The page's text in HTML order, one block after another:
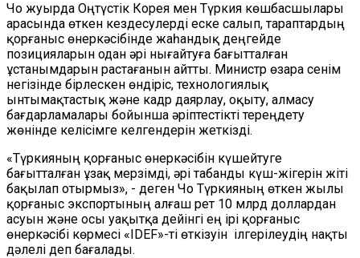
Чо жуырда Оңтүстік Корея мен Түркия көшбасшылары
арасында өткен кездесулерді еске салып, тараптардың
қорғаныс өнеркәсібінде жаһандық деңгейде
позицияларын одан әрі нығайтуға бағытталған
ұстанымдарын растағанын айтты. Министр өзара сенім
негізінде бірлескен өндіріс, технологиялық
ынтымақтастық және кадр даярлау, оқыту, алмасу
бағдарламалары бойынша әріптестікті тереңдету
жөнінде келісімге келгендерін жеткізді.
«Түркияның қорғаныс өнеркәсібін күшейтуге
бағытталған ұзақ мерзімді, әрі табанды күш-жігерін жіті
бақылап отырмыз», - деген Чо Түркияның өткен жылы
қорғаныс экспортының алғаш рет 10 млрд доллардан
асуын және осы уақытқа дейінгі ең ірі қорғаныс
өнеркәсібі көрмесі «IDEF»-ті өткізуін ілгерілеудің нақты
дәлелі деп бағалады.